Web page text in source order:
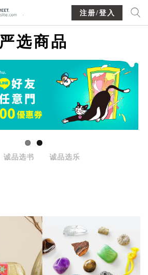
注册/登入
严选商品
诚品选书 诚品选乐